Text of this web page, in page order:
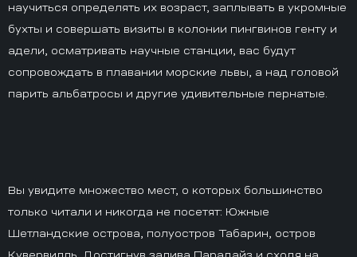
научиться определять их возраст, заплывать в укромные
бухты и совершать визиты в колонии пингвинов генту и
адели, осматривать научные станции, вас будут
сопровождать в плавании морские львы, а над головой
парить альбатросы и другие удивительные пернатые.
Вы увидите множество мест, о которых большинство
только читали и никогда не посетят: Южные
Шетландские острова, полуостров Табарин, остров